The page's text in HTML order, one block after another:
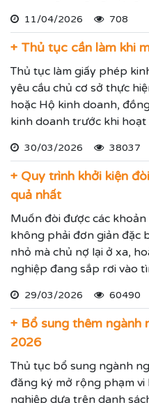
hạn đến 15 năm.
11/04/2026 708
+ Thủ tục cần làm khi
Thủ tục làm giấy phép
yêu cầu chủ cơ sở thực
hoặc Hộ kinh doanh,
kinh doanh trước khi
30/03/2026 38037
+ Quy trình khởi kiện
quả nhất
Muốn đòi được các
không phải đơn giản đặc
nhỏ mà chủ nợ lại ở xa,
nghiệp đang sắp rơi vào
quyết các tranh chấp kinh
thực hiện các yêu cầu mà
29/03/2026 60490
+ Bổ sung thêm ngành
2026
Thủ tục bổ sung ngành
đăng ký mở rộng phạm
nghiệp dựa trên danh